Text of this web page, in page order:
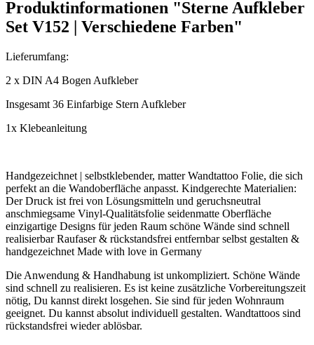
Produktinformationen "Sterne Aufkleber
Set V152 | Verschiedene Farben"
Lieferumfang:
2 x DIN A4 Bogen Aufkleber
Insgesamt 36 Einfarbige Stern Aufkleber
1x Klebeanleitung
Handgezeichnet | selbstklebender, matter Wandtattoo Folie, die sich
perfekt an die Wandoberfläche anpasst. Kindgerechte Materialien:
Der Druck ist frei von Lösungsmitteln und geruchsneutral
anschmiegsame Vinyl-Qualitätsfolie seidenmatte Oberfläche
einzigartige Designs für jeden Raum schöne Wände sind schnell
realisierbar Raufaser & rückstandsfrei entfernbar selbst gestalten &
handgezeichnet Made with love in Germany
Die Anwendung & Handhabung ist unkompliziert. Schöne Wände
sind schnell zu realisieren. Es ist keine zusätzliche Vorbereitungszeit
nötig, Du kannst direkt losgehen. Sie sind für jeden Wohnraum
geeignet. Du kannst absolut individuell gestalten. Wandtattoos sind
rückstandsfrei wieder ablösbar.